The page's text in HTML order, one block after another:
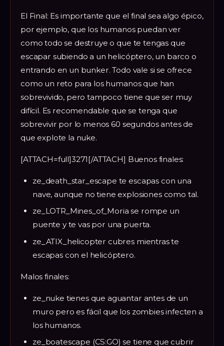
El Final: Es importante que el final sea algo épico,
por ejemplo, que los humanos puedan ver
como todo se destruye o que te tengas que
escapar subiendo a un helicóptero, un barco o
entrando en un bunker. Todo vale si se ofrece
como un reto para los humanos que han
sobrevivido, pero tampoco tiene que ser muy
difícil. Es recomendable que se tenga que
sobrevivir por lo menos 60 segundos antes de
que explote la nuke.
[ATTACH=full]3271[/ATTACH] Buenos finales:
ze_death_star_escape te escapas con una
nave, aunque no tiene explosiones como tal.
ze_LOTR_Mines_of_Moria se rompe un
puente y te vas por una puerta.
ze_ATIX_helicopter cubres mientras te
escapas con el helicóptero.
Malos finales:
ze_nuke tienes que aguantar antes de un
muro pero es fácil que los zombies infecten a
los humanos.
ze_boatescape (CS:GO) se tiene que cubrir